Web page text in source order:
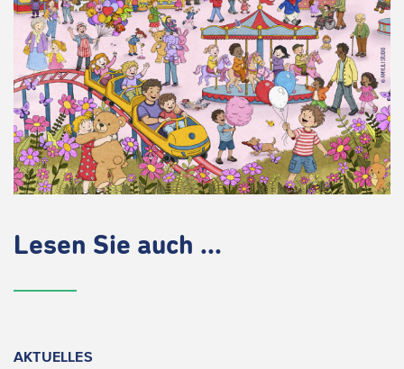
Lesen Sie auch ...
AKTUELLES